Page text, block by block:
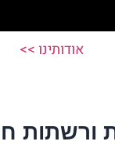
אודותינו >>
ורשתות